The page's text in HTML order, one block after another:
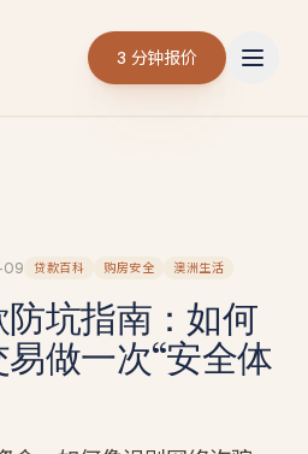
3 分钟报价
贷款百科 购房安全 澳洲生活
坑指南：如何
做一次“安全体